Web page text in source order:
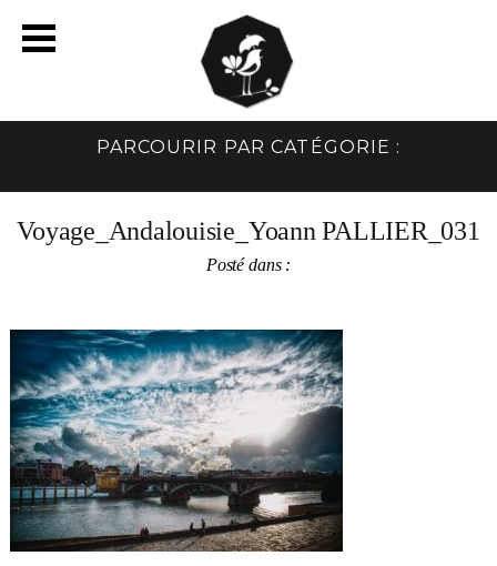
PARCOURIR PAR CATÉGORIE :
Voyage_Andalouisie_Yoann PALLIER_031
Posté dans :